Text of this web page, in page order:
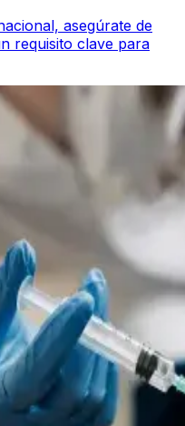
asegúrate de
requisito clave para